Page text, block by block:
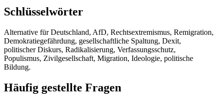
Schlüsselwörter
Alternative für Deutschland, AfD, Rechtsextremismus, Remigration,
Demokratiegefährdung, gesellschaftliche Spaltung, Dexit,
politischer Diskurs, Radikalisierung, Verfassungsschutz,
Populismus, Zivilgesellschaft, Migration, Ideologie, politische
Bildung.
Häufig gestellte Fragen